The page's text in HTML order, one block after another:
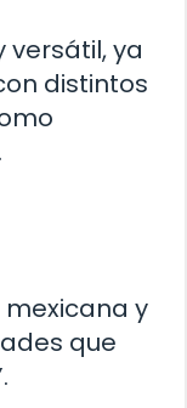
versátil, ya
distintos
y
que